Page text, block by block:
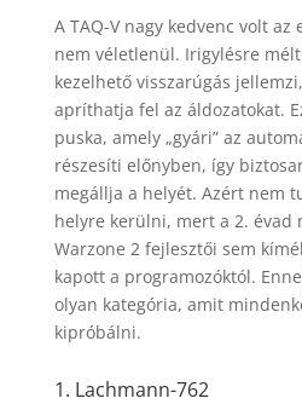
A TAQ-V nagy kedvenc volt
nem véletlenül. Irigylésre
kezelhető visszarúgás
apríthatja fel az áldozatokat.
puska, amely „gyári” az
részesíti előnyben, így
megállja a helyét. Azért nem
helyre kerülni, mert a 2. évad
Warzone 2 fejlesztői sem
kapott a programozóktól.
olyan kategória, amit
kipróbálni.
1. Lachmann-762